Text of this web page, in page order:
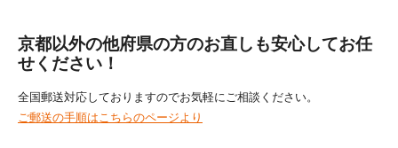
京都以外の他府県の方のお直しも安心してお任
せください！
全国郵送対応しておりますのでお気軽にご相談ください。
ご郵送の手順はこちらのページより